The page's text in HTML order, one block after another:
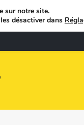
sur notre site.
désactiver dans